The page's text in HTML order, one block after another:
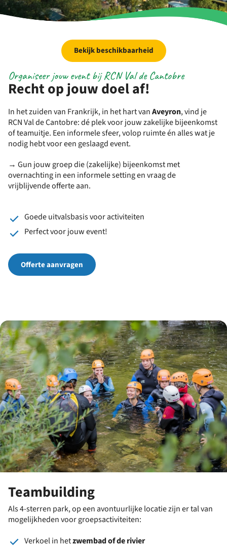
Bekijk beschikbaarheid
Recht op jouw doel af!
Organiseer jouw event bij RCN Val de Cantobre
In het zuiden van Frankrijk, in het hart vanAveyron, vind je
RCN Val de Cantobre: dé plek voor jouw zakelijke bijeenkomst
of teamuitje. Een informele sfeer, volop ruimte én alles wat je
nodig hebt voor een geslaagd event.
→ Gun jouw groep die (zakelijke) bijeenkomst met
overnachting in een informele setting en vraag de
vrijblijvende offerte aan.
Goede uitvalsbasis voor activiteiten
Perfect voor jouw event!
Offerte aanvragen
Teambuilding
Als 4-sterren park, op een avontuurlijke locatie zijn er tal van
mogelijkheden voor groepsactiviteiten:
Verkoel in hetzwembad of de rivier